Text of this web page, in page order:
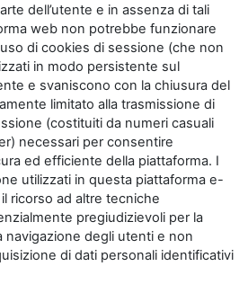
dell’utente e in assenza di tali
web non potrebbe funzionare
di cookies di sessione (che non
in modo persistente sul
e svaniscono con la chiusura del
limitato alla trasmissione di
(costituiti da numeri casuali
necessari per consentire
ed efficiente della piattaforma. I
utilizzati in questa piattaforma e-
ricorso ad altre tecniche
pregiudizievoli per la
navigazione degli utenti e non
di dati personali identificativi